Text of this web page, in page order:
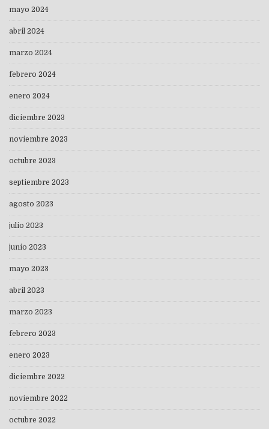
mayo 2024
abril 2024
marzo 2024
febrero 2024
enero 2024
diciembre 2023
noviembre 2023
octubre 2023
septiembre 2023
agosto 2023
julio 2023
junio 2023
mayo 2023
abril 2023
marzo 2023
febrero 2023
enero 2023
diciembre 2022
noviembre 2022
octubre 2022